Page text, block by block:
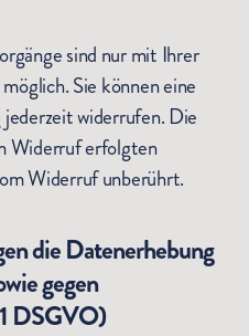
sind nur mit Ihrer
Sie können eine
widerrufen. Die
Widerruf erfolgten
Widerruf unberührt.
die Datenerhebung
gegen
DSGVO)